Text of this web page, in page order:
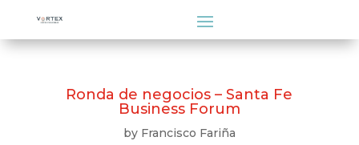
Ronda de negocios – Santa Fe
Business Forum
by Francisco Fariña